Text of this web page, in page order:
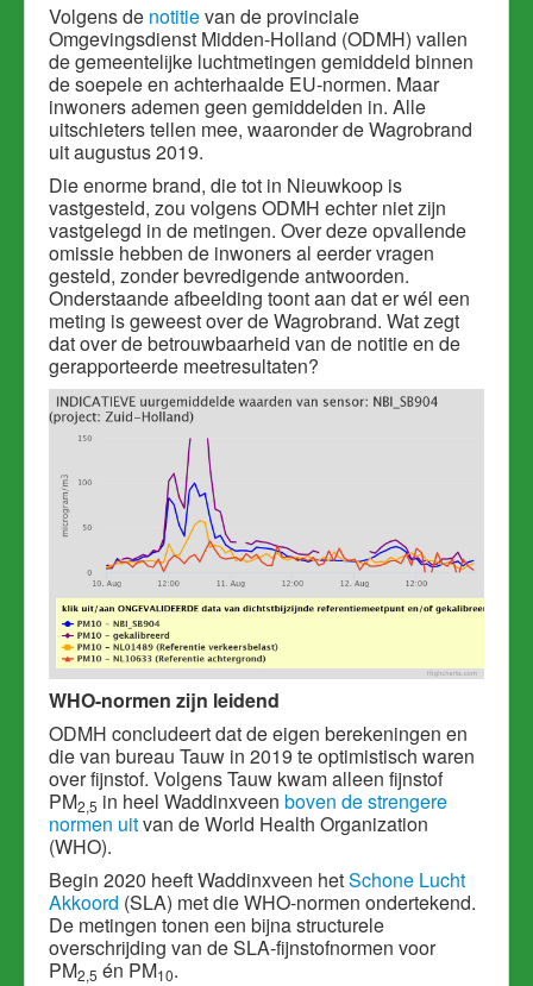
Volgens de notitievan de provinciale
Omgevingsdienst Midden-Holland (ODMH) vallen
de gemeentelijke luchtmetingen gemiddeld binnen
de soepele en achterhaalde EU-normen. Maar
inwoners ademen geen gemiddelden in. Alle
uitschieters tellen mee, waaronder de Wagrobrand
uit augustus 2019.
Die enorme brand, die tot in Nieuwkoop is
vastgesteld, zou volgens ODMH echter niet zijn
vastgelegd in de metingen. Over deze opvallende
omissie hebben de inwoners al eerder vragen
gesteld, zonder bevredigende antwoorden.
Onderstaande afbeelding toont aan dat er wél een
meting is geweest over de Wagrobrand. Wat zegt
dat over de betrouwbaarheid van de notitie en de
gerapporteerde meetresultaten?
WHO-normen zijn leidend
ODMH concludeert dat de eigen berekeningen en
die van bureau Tauw in 2019 te optimistisch waren
over fijnstof. Volgens Tauw kwam alleen fijnstof
PM2,5 in heel Waddinxveen boven de strengere
normen uitvan de World Health Organization
(WHO).
Begin 2020 heeft Waddinxveen hetSchone Lucht
Akkoord (SLA) met die WHO-normen ondertekend.
De metingen tonen een bijna structurele
overschrijding van de SLA-fijnstofnormen voor
PM2,5 én PM10.